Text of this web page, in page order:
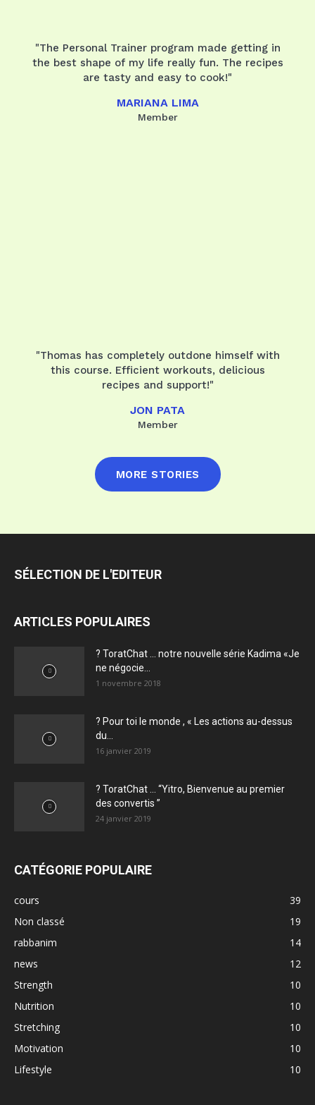
"The Personal Trainer program made getting in
the best shape of my life really fun. The recipes
are tasty and easy to cook!"
MARIANA LIMA
Member
"Thomas has completely outdone himself with
this course. Efficient workouts, delicious
recipes and support!"
JON PATA
Member
MORE STORIES
SÉLECTION DE L'EDITEUR
ARTICLES POPULAIRES
? ToratChat … notre nouvelle série Kadima «Je
ne négocie...
1 novembre 2018
? Pour toi le monde , « Les actions au-dessus
du...
16 janvier 2019
? ToratChat … “Yitro, Bienvenue au premier
des convertis ”
24 janvier 2019
CATÉGORIE POPULAIRE
cours
39
Non classé
19
rabbanim
14
news
12
Strength
10
Nutrition
10
Stretching
10
Motivation
10
Lifestyle
10